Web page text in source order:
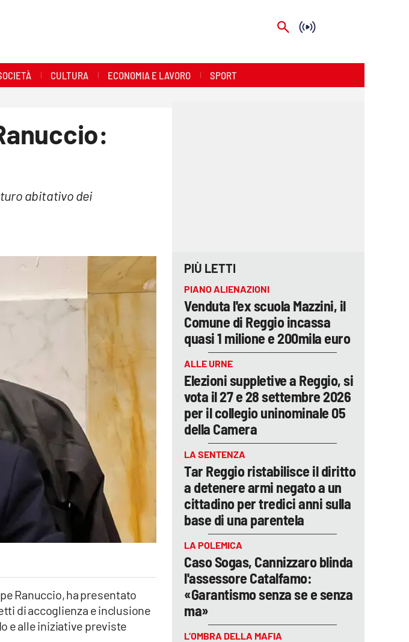
CULTURA ECONOMIA E LAVORO SPORT
abitativo dei
Ranuccio, ha presentato
di accoglienza e inclusione
e alle iniziative previste
PIÙ LETTI
PIANO ALIENAZIONI
Venduta l'ex scuola Mazzini, il
Comune di Reggio incassa
quasi 1 milione e 200mila euro
ALLE URNE
Elezioni suppletive a Reggio, si
vota il 27 e 28 settembre 2026
per il collegio uninominale 05
della Camera
LA SENTENZA
Tar Reggio ristabilisce il diritto
a detenere armi negato a un
cittadino per tredici anni sulla
base di una parentela
LA POLEMICA
Caso Sogas, Cannizzaro blinda
l'assessore Catalfamo:
«Garantismo senza se e senza
ma»
L’OMBRA DELLA MAFIA